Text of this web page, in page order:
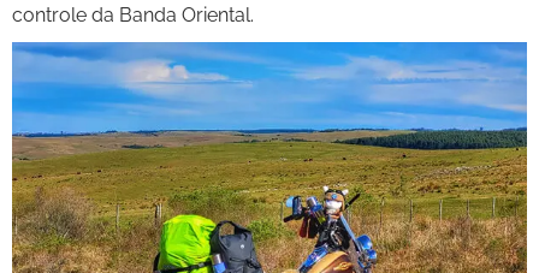
controle da Banda Oriental.